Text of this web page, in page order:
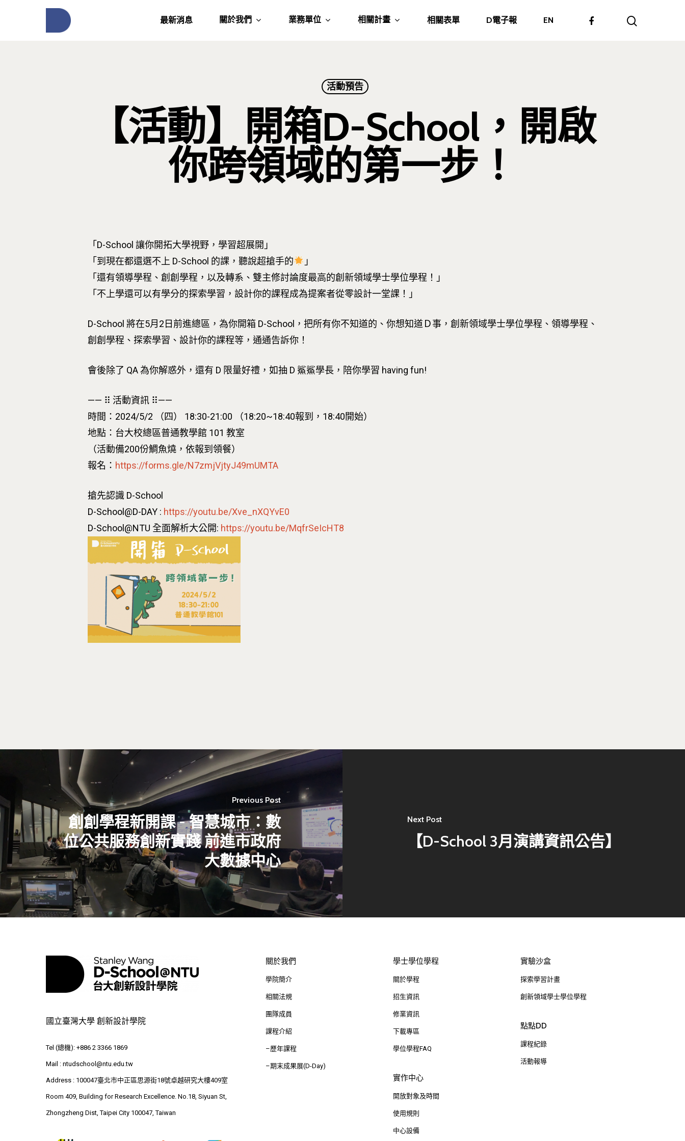
最新消息 關於我們 業務單位 相關計畫 相關表單 D電子報 EN
活動預告
【活動】開箱D-School，開啟
你跨領域的第一步！
「D-School 讓你開拓大學視野，學習超展開」
「到現在都還選不上 D-School 的課，聽說超搶手的
」
「還有領導學程、創創學程，以及轉系、雙主修討論度最高的創新領域學士學位學程！」
「不上學還可以有學分的探索學習，設計你的課程成為提案者從零設計一堂課！」
D-School 將在5月2日前進總區，為你開箱 D-School，把所有你不知道的、你想知道Ｄ事，創新領域學士學位學程、領導學程、
創創學程、探索學習、設計你的課程等，通通告訴你！
會後除了 QA 為你解惑外，還有 D 限量好禮，如抽 D 鯊鯊學長，陪你學習 having fun!
—— ⠿ 活動資訊 ⠿——
時間：2024/5/2 （四） 18:30-21:00 （18:20~18:40報到，18:40開始）
地點：台大校總區普通教學館 101 教室
（活動備200份鯛魚燒，依報到領餐）
報名： https://forms.gle/N7zmjVjtyJ49mUMTA
搶先認識 D-School
D-School@D-DAY : https://youtu.be/Xve_nXQYvE0
D-School@NTU 全面解析大公開: https://youtu.be/MqfrSeIcHT8
Previous Post
創創學程新開課 - 智慧城市：數
位公共服務創新實踐 前進市政府
大數據中心
Next Post
【D-School 3月演講資訊公告】
國立臺灣大學 創新設計學院
Tel (總機): +886 2 3366 1869
Mail : ntudschool@ntu.edu.tw
Address : 100047臺北市中正區思源街18號卓越研究大樓409室
Room 409, Building for Research Excellence. No.18, Siyuan St,
Zhongzheng Dist, Taipei City 100047, Taiwan
關於我們
學院簡介
相關法規
團隊成員
課程介紹
–歷年課程
–期末成果展(D-Day)
學士學位學程
關於學程
招生資訊
修業資訊
下載專區
學位學程FAQ
實作中心
開放對象及時間
使用規則
中心設備
實驗沙盒
探索學習計畫
創新領域學士學位學程
點點DD
課程紀錄
活動報導